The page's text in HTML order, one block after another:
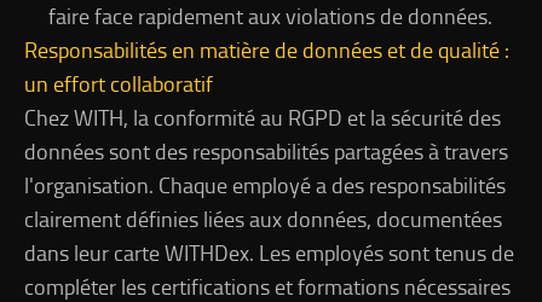
faire face rapidement aux violations de données.
Responsabilités en matière de données et de qualité :
un effort collaboratif
Chez WITH, la conformité au RGPD et la sécurité des
données sont des responsabilités partagées à travers
l'organisation. Chaque employé a des responsabilités
clairement définies liées aux données, documentées
dans leur carte WITHDex. Les employés sont tenus de
compléter les certifications et formations nécessaires